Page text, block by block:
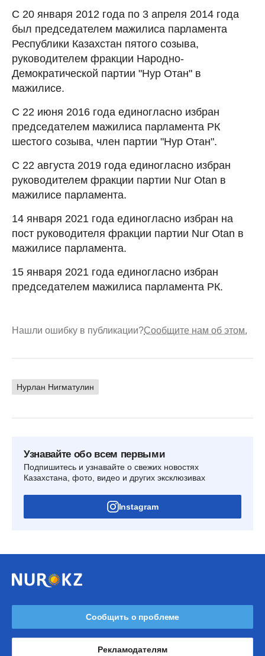
С 20 января 2012 года по 3 апреля 2014 года
был председателем мажилиса парламента
Республики Казахстан пятого созыва,
руководителем фракции Народно-
Демократической партии "Нур Отан" в
мажилисе.
С 22 июня 2016 года единогласно избран
председателем мажилиса парламента РК
шестого созыва, член партии "Нур Отан".
С 22 августа 2019 года единогласно избран
руководителем фракции партии Nur Otan в
мажилисе парламента.
14 января 2021 года единогласно избран на
пост руководителя фракции партии Nur Otan в
мажилисе парламента.
15 января 2021 года единогласно избран
председателем мажилиса парламента РК.
Нашли ошибку в публикации?Сообщите нам об этом.
Нурлан Нигматулин
Узнавайте обо всем первыми
Подпишитесь и узнавайте о свежих новостях
Казахстана, фото, видео и других эксклюзивах
Instagram
Сообщить о проблеме
Рекламодателям